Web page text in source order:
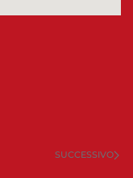
SUCCESSIVO